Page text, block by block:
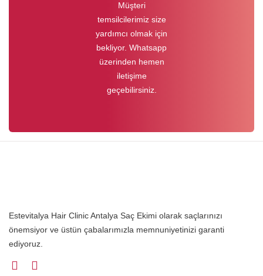
Müşteri
temsilcilerimiz size
yardımcı olmak için
bekliyor. Whatsapp
üzerinden hemen
iletişime
geçebilirsiniz.
Estevitalya Hair Clinic Antalya Saç Ekimi olarak saçlarınızı
önemsiyor ve üstün çabalarımızla memnuniyetinizi garanti
ediyoruz.